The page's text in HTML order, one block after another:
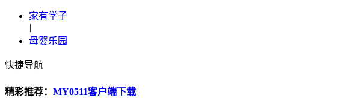
家有学子
|
母婴乐园
快捷导航
精彩推荐： MY0511客户端下载